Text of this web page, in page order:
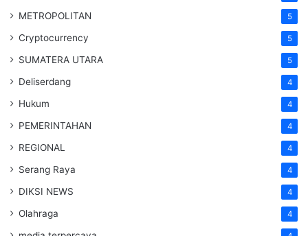
METROPOLITAN 5
Cryptocurrency 5
SUMATERA UTARA 5
Deliserdang 4
Hukum 4
PEMERINTAHAN 4
REGIONAL 4
Serang Raya 4
DIKSI NEWS 4
Olahraga 4